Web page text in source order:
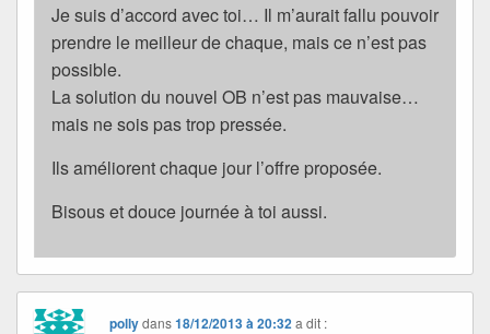
Je suis d’accord avec toi… Il m’aurait fallu pouvoir
prendre le meilleur de chaque, mais ce n’est pas
possible.
La solution du nouvel OB n’est pas mauvaise…
mais ne sois pas trop pressée.
Ils améliorent chaque jour l’offre proposée.
Bisous et douce journée à toi aussi.
pollydans18/12/2013 à 20:32 a dit :